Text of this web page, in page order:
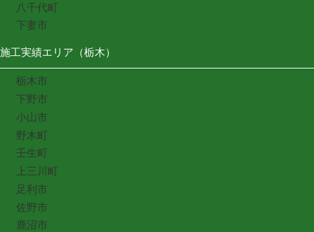
八千代町
下妻市
施工実績エリア（栃木）
栃木市
下野市
小山市
野木町
壬生町
上三川町
足利市
佐野市
鹿沼市